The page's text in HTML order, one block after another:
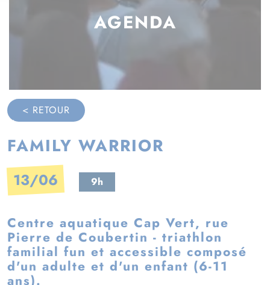
AGENDA
< RETOUR
FAMILY WARRIOR
13/06 9h
Centre aquatique Cap Vert, rue
Pierre de Coubertin - triathlon
familial fun et accessible composé
d'un adulte et d'un enfant (6-11
ans).